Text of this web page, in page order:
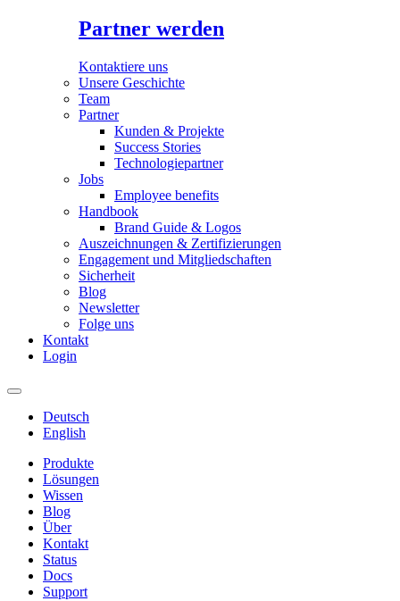
Partner werden
Kontaktiere uns
Unsere Geschichte
Team
Partner
Kunden & Projekte
Success Stories
Technologiepartner
Jobs
Employee benefits
Handbook
Brand Guide & Logos
Auszeichnungen & Zertifizierungen
Engagement und Mitgliedschaften
Sicherheit
Blog
Newsletter
Folge uns
Kontakt
Login
Deutsch
English
Produkte
Lösungen
Wissen
Blog
Über
Kontakt
Status
Docs
Support